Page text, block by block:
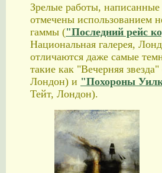
Зрелые работы,
отмечены использованием
гаммы ("Последний рейс
Национальная галерея,
отличаются даже самые
такие как "Вечерняя
Лондон) и "Похороны
Тейт, Лондон).